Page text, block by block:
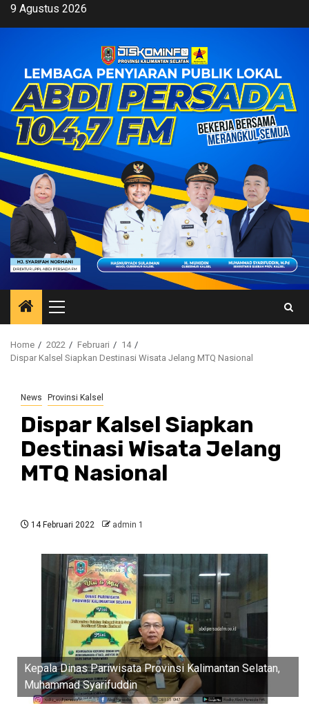
Skip9 Agustus 2026
Primary
Menu
Home 2022 Februari
14
Dispar Kalsel Siapkan Destinasi Wisata Jelang MTQ Nasional
News Provinsi Kalsel
Dispar Kalsel Siapkan
Destinasi Wisata Jelang
MTQ Nasional
14 Februari 2022 admin 1
Kepala Dinas Pariwisata Provinsi Kalimantan Selatan,
Muhammad Syarifuddin